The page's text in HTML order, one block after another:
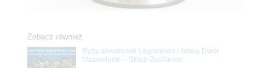
Zobacz również
Ryby akwariowe Legionowo i Nowy Dwór
Mazowiecki – Sklep ZooNemo